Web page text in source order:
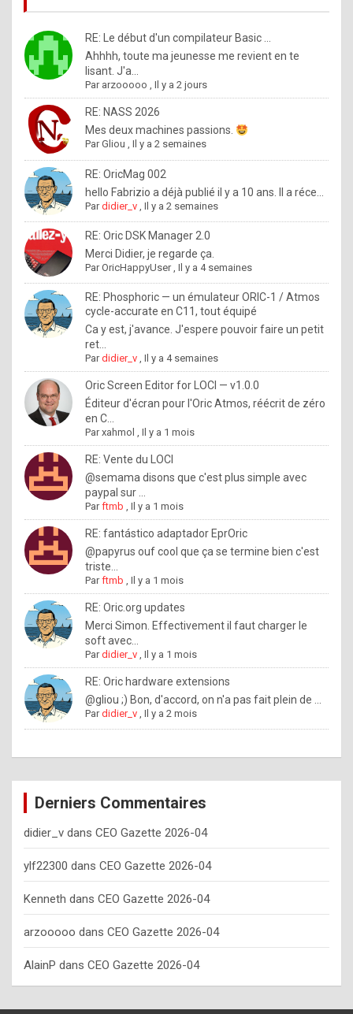
%
m
a
d
b
y
o
l
e
x
.
I
f
y
o
u
w
a
n
t
o
n
o
w
h
o
w
o
e
y
o
u
s
h
o
RE: Le début d'un compilateur Basic ...
Ahhhh, toute ma jeunesse me revient en te
lisant. J'a...
Par arzooooo ,Il y a 2 jours
RE: NASS 2026
Mes deux machines passions.
ParGliou ,Il y a 2 semaines
RE: OricMag 002
hello Fabrizio a déjà publié il y a 10 ans. Il a réce...
Pardidier_v ,Il y a 2 semaines
RE: Oric DSK Manager 2.0
Merci Didier, je regarde ça.
ParOricHappyUser,Il y a 4 semaines
RE: Phosphoric — un émulateur ORIC-1 / Atmos
cycle-accurate en C11, tout équipé
Ca y est, j'avance. J'espere pouvoir faire un petit
ret...
Pardidier_v ,Il y a 4 semaines
Oric Screen Editor for LOCI — v1.0.0
Éditeur d'écran pour l'Oric Atmos, réécrit de zéro
en C...
Parxahmol ,Il y a 1 mois
RE: Vente du LOCI
@semama disons que c'est plus simple avec
paypal sur ...
Parftmb ,Il y a 1 mois
RE: fantástico adaptador EprOric
@papyrus ouf cool que ça se termine bien c'est
triste...
Parftmb ,Il y a 1 mois
RE: Oric.org updates
Merci Simon. Effectivement il faut charger le
soft avec...
Pardidier_v ,Il y a 1 mois
RE: Oric hardware extensions
@gliou ;) Bon, d'accord, on n'a pas fait plein de ...
Pardidier_v ,Il y a 2 mois
Derniers Commentaires
didier_v dans CEO Gazette 2026-04
ylf22300 dans CEO Gazette 2026-04
Kenneth dans CEO Gazette 2026-04
arzooooo dans CEO Gazette 2026-04
AlainP dans CEO Gazette 2026-04